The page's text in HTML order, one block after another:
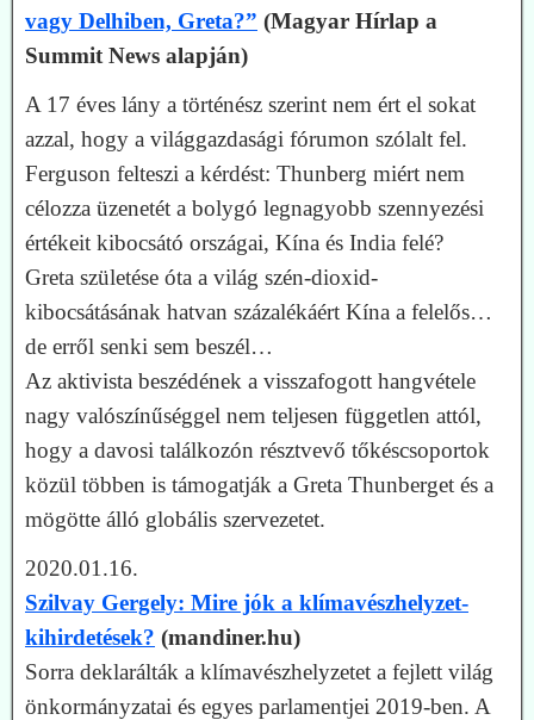
vagy Delhiben, Greta?” (Magyar Hírlap a
Summit News alapján)
A 17 éves lány a történész szerint nem ért el sokat
azzal, hogy a világgazdasági fórumon szólalt fel.
Ferguson felteszi a kérdést: Thunberg miért nem
célozza üzenetét a bolygó legnagyobb szennyezési
értékeit kibocsátó országai, Kína és India felé?
Greta születése óta a világ szén-dioxid-
kibocsátásának hatvan százalékáért Kína a felelős…
de erről senki sem beszél…
Az aktivista beszédének a visszafogott hangvétele
nagy valószínűséggel nem teljesen független attól,
hogy a davosi találkozón résztvevő tőkéscsoportok
közül többen is támogatják a Greta Thunberget és a
mögötte álló globális szervezetet.
2020.01.16.
Szilvay Gergely: Mire jók a klímavészhelyzet-
kihirdetések? (mandiner.hu)
Sorra deklarálták a klímavészhelyzetet a fejlett világ
önkormányzatai és egyes parlamentjei 2019-ben. A